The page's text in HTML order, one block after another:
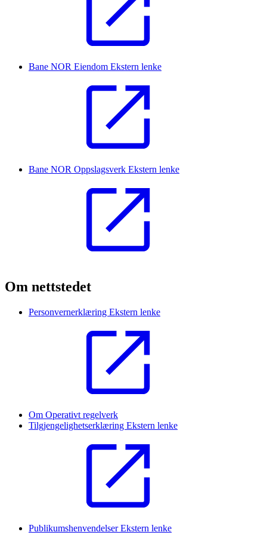
Bane NOR Eiendom Ekstern lenke
Bane NOR Oppslagsverk Ekstern lenke
Om nettstedet
Personvernerklæring Ekstern lenke
Om Operativt regelverk
Tilgjengelighetserklæring Ekstern lenke
PublikumshenvendelserEkstern lenke